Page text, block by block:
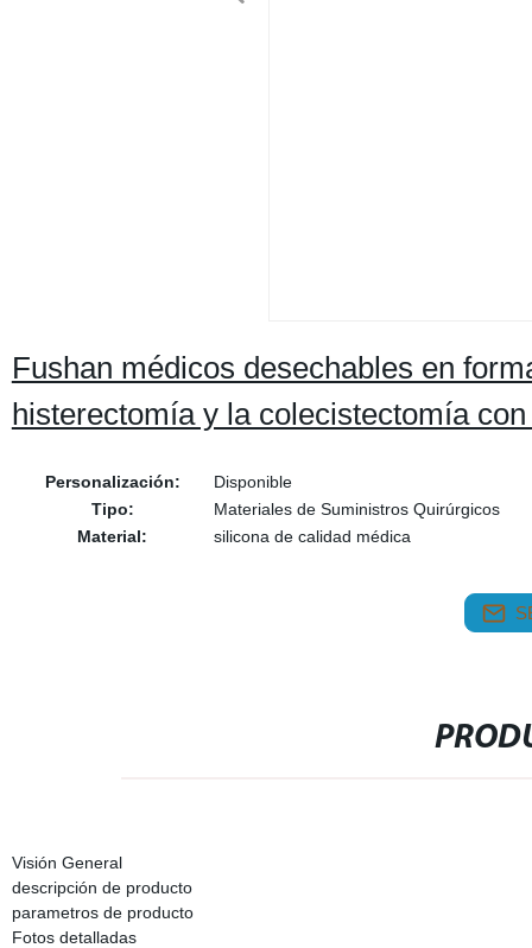
Fushan médicos desechables en
histerectomía y la colecistectomía
Personalización:
Disponible
Tipo:
Materiales de Suministros Quirúrgicos
Material:
silicona de calidad médica
Visión General
descripción de producto
parametros de producto
Fotos detalladas